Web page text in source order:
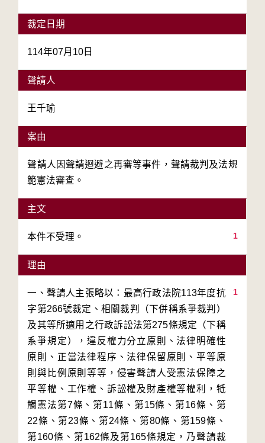
裁定日期
114年07月10日
聲請人
王千瑜
案由
聲請人因聲請迴避之再審等事件，聲請裁判及法規
範憲法審查。
主文
1
本件不受理。
理由
1
一、聲請人主張略以：最高行政法院113年度抗
字第266號裁定、相關裁判（下併稱系爭裁判）
及其等所適用之行政訴訟法第275條規定（下稱
系爭規定），違反權力分立原則、法律明確性
原則、正當法律程序、法律保留原則、平等原
則與比例原則等等，侵害聲請人受憲法保障之
平等權、工作權、訴訟權及財產權等權利，牴
觸憲法第7條、第11條、第15條、第16條、第
22條、第23條、第24條、第80條、第159條、
第160條、第162條及第165條規定，乃聲請裁